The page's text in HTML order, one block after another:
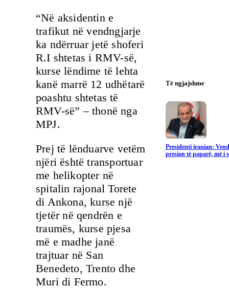
“Në aksidentin e
trafikut në vendngjarje
ka ndërruar jetë shoferi
R.I shtetas i RMV-së,
kurse lëndime të lehta
kanë marrë 12 udhëtarë
poashtu shtetas të
RMV-së” – thonë nga
MPJ.
Prej të lënduarve vetëm
njëri është transportuar
me helikopter në
spitalin rajonal Torete
di Ankona, kurse një
tjetër në qendrën e
traumës, kurse pjesa
më e madhe janë
trajtuar në San
Benedeto, Trento dhe
Muri di Fermo.
Të ngjajshme
Presidenti iranian:
presion të paparë, më i